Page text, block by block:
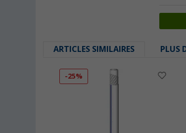
ARTICLES SIMILAIRES PLUS
-25%